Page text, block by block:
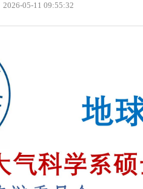
05-11 09:55:32